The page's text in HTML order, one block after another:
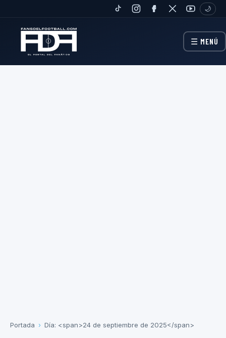
TIKTOKINSTAGRAMFANPAGETWITTERYOUTUBE
🌙
☰ MENÚ
Portada › Día: <span>24 de septiembre de 2025</span>